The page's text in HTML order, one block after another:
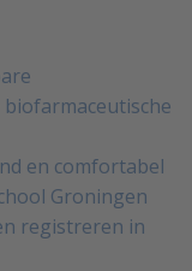
en comfortabel
Groningen
registreren in